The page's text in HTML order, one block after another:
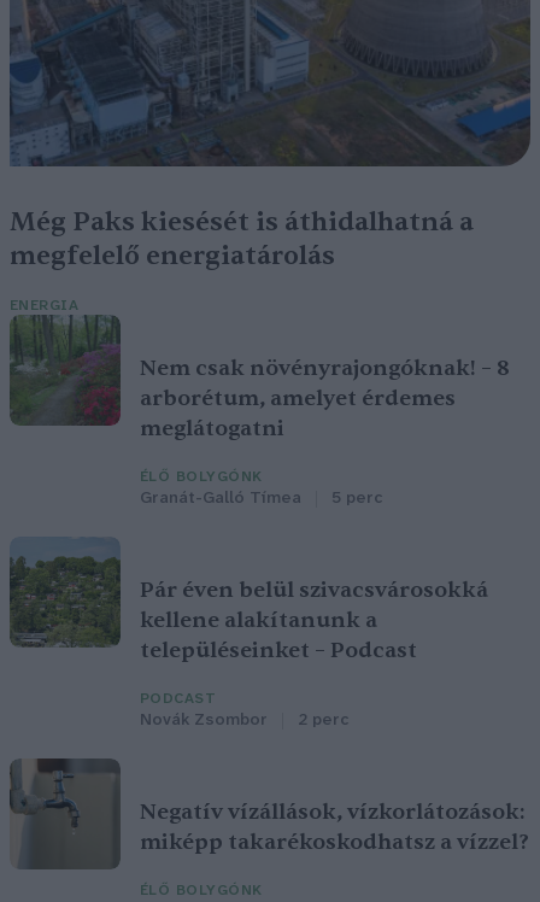
Még Paks kiesését is áthidalhatná a
megfelelő energiatárolás
ENERGIA
Nem csak növényrajongóknak! – 8
arborétum, amelyet érdemes
meglátogatni
ÉLŐ BOLYGÓNK
Granát-Galló Tímea 5 perc
Pár éven belül szivacsvárosokká
kellene alakítanunk a
településeinket – Podcast
PODCAST
Novák Zsombor 2 perc
Negatív vízállások, vízkorlátozások:
miképp takarékoskodhatsz a vízzel?
ÉLŐ BOLYGÓNK